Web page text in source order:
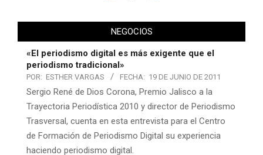
NEGOCIOS
«El periodismo digital es más exigente que el
periodismo tradicional»
POR: ESTHER VARGAS FECHA: 19 DE JUNIO DE 2011
Sergio René de Dios Corona, Premio Jalisco a la
Trayectoria Periodística 2010 y director de Periodismo
Trasversal, cuenta en esta entrevista para el Centro
de Formación de Periodismo Digital su experiencia
haciendo periodismo digital.